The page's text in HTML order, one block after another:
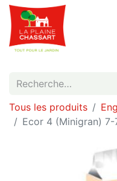
Tous les produits
Ecor 4 (Minigran) 7-